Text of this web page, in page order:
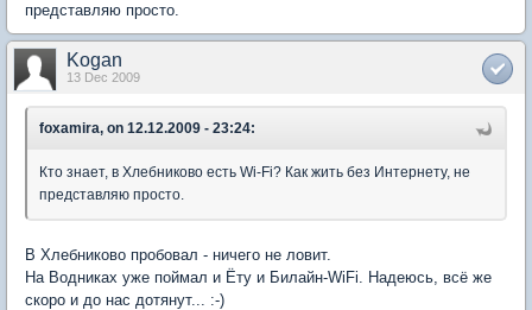
представляю просто.
Kogan
13 Dec 2009
foxamira, on 12.12.2009 - 23:24:
Кто знает, в Хлебниково есть Wi-Fi? Как жить без Интернету, не
представляю просто.
В Хлебниково пробовал - ничего не ловит.
На Водниках уже поймал и Ёту и Билайн-WiFi. Надеюсь, всё же
скоро и до нас дотянут... :-)